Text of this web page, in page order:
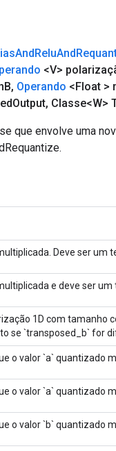
AndReluAnd
<V>
B, Operando <Float >
Output, Classe<W>
que envolve uma
Deve ser um
e deve ser
1D com tamanho
se `transposed_b` for
o valor `a` quantizado
o valor `a` quantizado
o valor `b` quantizado